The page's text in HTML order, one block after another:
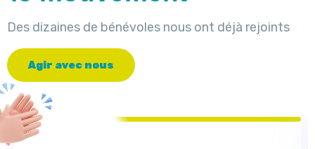
Des dizaines de bénévoles nous ont déjà rejoints
Agir avec nous